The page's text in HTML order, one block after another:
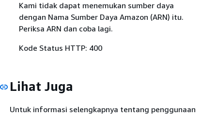
Kami tidak dapat menemukan sumber daya
dengan Nama Sumber Daya Amazon (ARN) itu.
Periksa ARN dan coba lagi.
Kode Status HTTP: 400
Lihat Juga
Untuk informasi selengkapnya tentang penggunaan